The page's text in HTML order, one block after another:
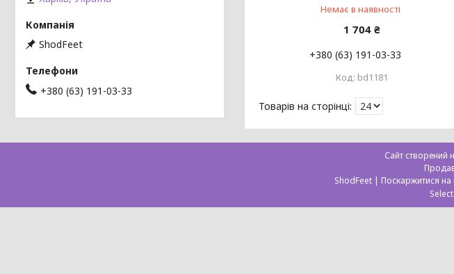
Немає в наявності
1 704 ₴
+380 (63) 191-03-33
bd1181
ShodFeet
+380 (63) 191-03-33
Сайт створений
ShodFeet | Поскаржитися на